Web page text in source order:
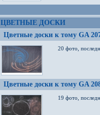
ЦВЕТНЫЕ ДОСКИ
Цветные доски к тому GA
20 фото,
Цветные доски к тому GA
19 фото,